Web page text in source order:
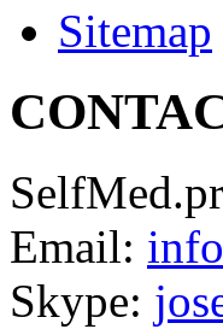
Sitemap
Email:
Skype: